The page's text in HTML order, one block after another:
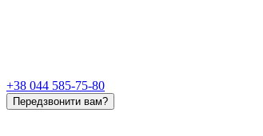
+38 044 585-75-80
Передзвонити вам?